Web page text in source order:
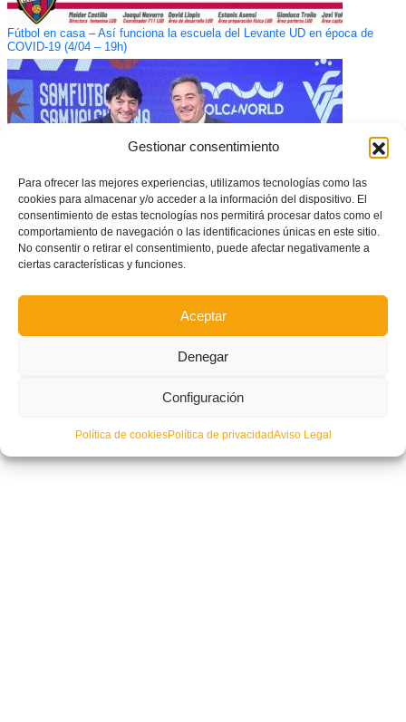
Gestionar consentimiento
Para ofrecer las mejores experiencias, utilizamos tecnologías como las
cookies para almacenar y/o acceder a la información del dispositivo. El
consentimiento de estas tecnologías nos permitirá procesar datos como el
comportamiento de navegación o las identificaciones únicas en este sitio.
No consentir o retirar el consentimiento, puede afectar negativamente a
ciertas características y funciones.
Aceptar
Denegar
Configuración
Política de cookiesPolítica de privacidadAviso Legal
Fútbol en casa – Así funciona la escuela del Levante UD en época de
COVID-19 (4/04 – 19h)